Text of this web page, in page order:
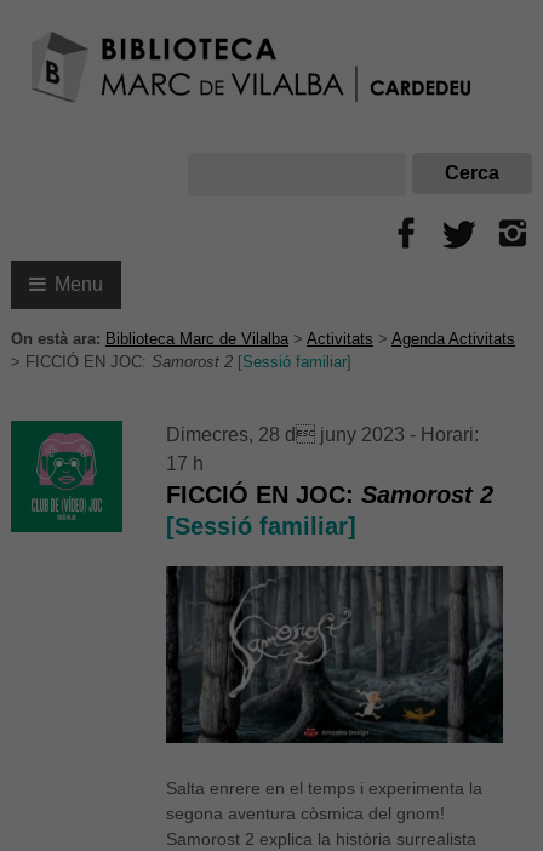
Menu
On està ara: Biblioteca Marc de Vilalba> Activitats > Agenda Activitats
> FICCIÓ EN JOC: Samorost 2 [Sessió familiar]
Dimecres, 28 d juny 2023 - Horari:
17 h
FICCIÓ EN JOC:Samorost 2
[Sessió familiar]
Salta enrere en el temps i experimenta la
segona aventura còsmica del gnom!
Samorost 2 explica la història surrealista